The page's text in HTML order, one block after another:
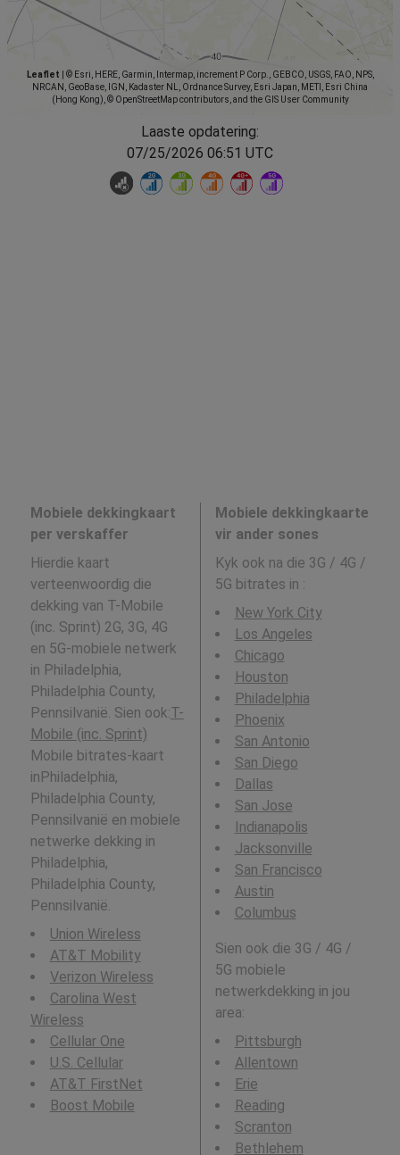
Leaflet
© Esri, HERE, Garmin, Intermap, increment P Corp., GEBCO, USGS, FAO, NPS,
NRCAN, GeoBase, IGN, Kadaster NL, Ordnance Survey, Esri Japan, METI, Esri China
(Hong Kong), © OpenStreetMap contributors, and the GIS User Community
Laaste opdatering:
07/25/2026 06:51 UTC
Mobiele dekkingkaart
per verskaffer
Hierdie kaart
verteenwoordig die
dekking van T-Mobile
(inc. Sprint) 2G, 3G, 4G
en 5G-mobiele netwerk
in Philadelphia,
Philadelphia County,
Pennsilvanië. Sien ook:T-
Mobile (inc. Sprint)
Mobile bitrates-kaart
inPhiladelphia,
Philadelphia County,
Pennsilvanië en mobiele
netwerke dekking in
Philadelphia,
Philadelphia County,
Pennsilvanië.
Union Wireless
AT&T Mobility
Verizon Wireless
Carolina West
Wireless
Cellular One
U.S. Cellular
AT&T FirstNet
Boost Mobile
Mobiele dekkingkaarte
vir ander sones
Kyk ook na die 3G / 4G /
5G bitrates in :
New York City
Los Angeles
Chicago
Houston
Philadelphia
Phoenix
San Antonio
San Diego
Dallas
San Jose
Indianapolis
Jacksonville
San Francisco
Austin
Columbus
Sien ook die 3G / 4G /
5G mobiele
netwerkdekking in jou
area:
Pittsburgh
Allentown
Erie
Reading
Scranton
Bethlehem